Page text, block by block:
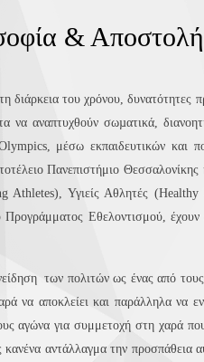
&
του χρόνου,
να αναπτυχθούν σωµατικά,
μέσω εκπαιδευτικών και
Πανεπιστήμιο
Athletes), Υγιείς Αθλητές
Εθελοντισμού,
των πολιτών ως ένας από τους
να αποκλείει και παράλληλα
αγώνα για συμμετοχή στη χαρά
αντάλλαγμα την